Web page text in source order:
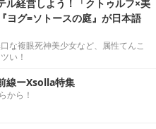
ル経営しよう！「クトゥルフ×美
ヨグ=ソトースの庭』が日本語
な複眼死神美少女など、属性てんこ
い！
線ーXsolla特集
から！